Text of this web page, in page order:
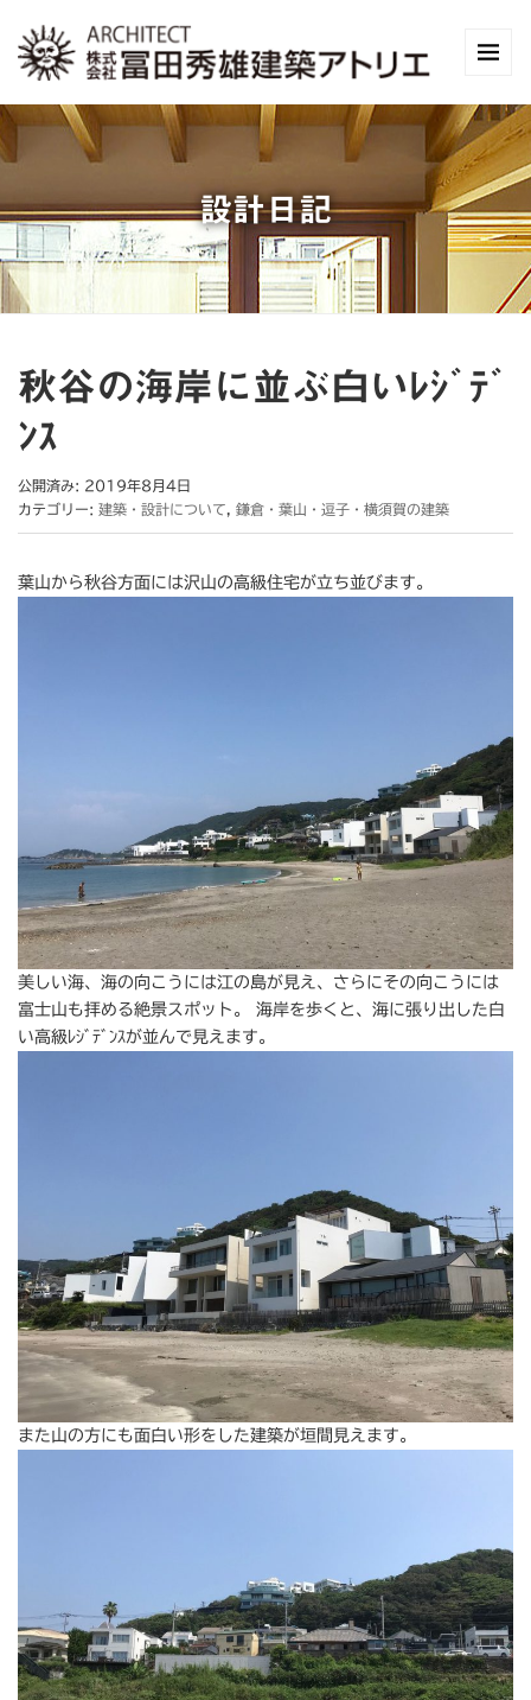
設計日記
秋谷の海岸に並ぶ白いﾚｼﾞﾃﾞ
ﾝｽ
公開済み: 2019年8月4日
カテゴリー: 建築・設計について 鎌倉・葉山・逗子・横須賀の建築
葉山から秋谷方面には沢山の高級住宅が立ち並びます。
美しい海、海の向こうには江の島が見え、さらにその向こうには
富士山も拝める絶景スポット。 海岸を歩くと、海に張り出した白
い高級ﾚｼﾞﾃﾞﾝｽが並んで見えます。
また山の方にも面白い形をした建築が垣間見えます。